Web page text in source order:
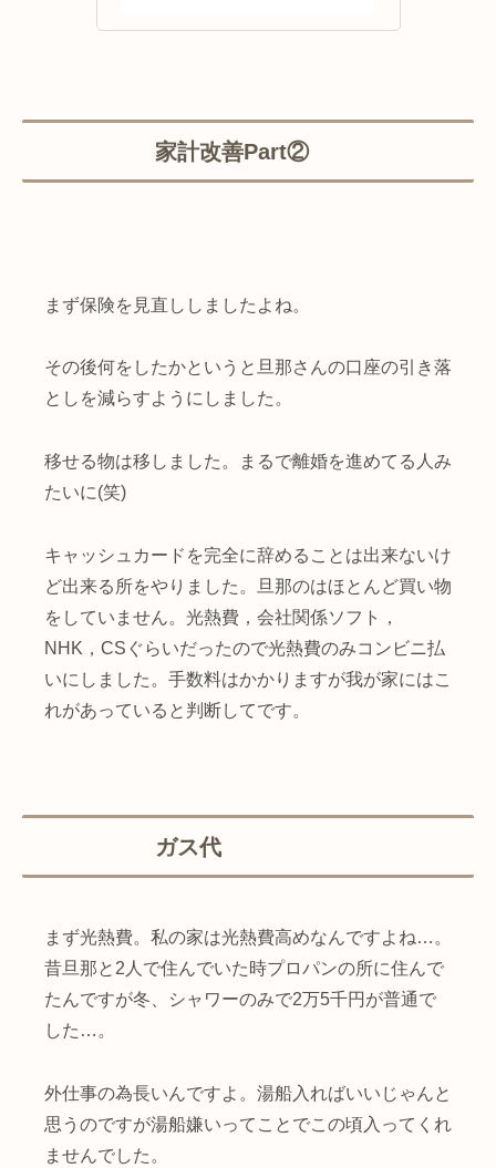
家計改善Part②
まず保険を見直ししましたよね。
その後何をしたかというと旦那さんの口座の引き落
としを減らすようにしました。
移せる物は移しました。まるで離婚を進めてる人み
たいに(笑)
キャッシュカードを完全に辞めることは出来ないけ
ど出来る所をやりました。旦那のはほとんど買い物
をしていません。光熱費，会社関係ソフト，
NHK，CSぐらいだったので光熱費のみコンビニ払
いにしました。手数料はかかりますが我が家にはこ
れがあっていると判断してです。
ガス代
まず光熱費。私の家は光熱費高めなんですよね…。
昔旦那と2人で住んでいた時プロパンの所に住んで
たんですが冬、シャワーのみで2万5千円が普通で
した…。
外仕事の為長いんですよ。湯船入ればいいじゃんと
思うのですが湯船嫌いってことでこの頃入ってくれ
ませんでした。